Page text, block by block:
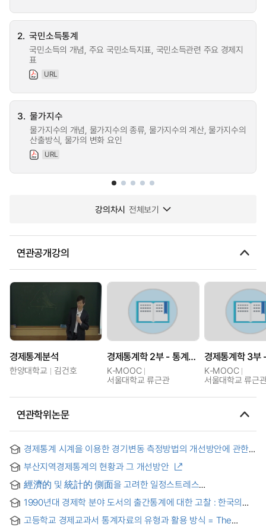
2. 국민소득통계
국민소득의 개념, 주요 국민소득지표, 국민소득관련 주요 경제지
표
URL
3. 물가지수
물가지수의 개념, 물가지수의 종류, 물가지수의 계산, 물가지수의
산출방식, 물가의 변화 요인
URL
강의차시 전체보기
연관공개강의
경제통계분석
한양대학교 김건호
경제통계학 2부 - 통계적 추론을 위한 개념, 도구, 사례
K-MOOC
서울대학교 류근관
K-MOOC
서울대학교 류근
연관학위논문
경제통계 시계을 이용한 경기변동 측정방법의 개선방안에 관한
연구 : 경기종합지수를 중심으로 = (A)study on the
improvement of the business cyde measurement method
using economic time series data
부산지역경제통계의 현황과 그 개선방안
經濟的 및 統計的 側面을 고려한 일정스트레스
加速壽命試驗의 最適 設計 = Economic and Statistically
Optimum Design of Constant-Stress Accelerated Life
Tests
1990년대 경제학 분야 도서의 출간통계에 대한 고찰 : 한국의
출판통계에 대한 문제점과 제언 = (A) critical study on the
statistics of the publication of books on economics in the
고등학교 경제교과서 통계자료의 유형과 활용 방식 = The